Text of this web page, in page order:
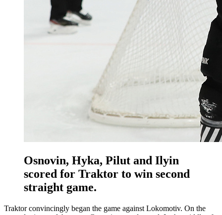
Osnovin, Hyka, Pilut and Ilyin
scored for Traktor to win second
straight game.
Traktor convincingly began the game against Lokomotiv. On the